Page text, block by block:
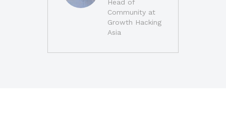
Head of
Community at
Growth Hacking
Asia